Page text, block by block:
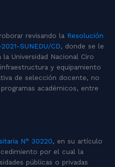
revisando la Resolución
SUNEDU/CD, donde se le
Universidad Nacional Ciro
y equipamiento
de selección docente, no
académicos, entre
N° 30220, en su artículo
por el cual la
públicas o privadas